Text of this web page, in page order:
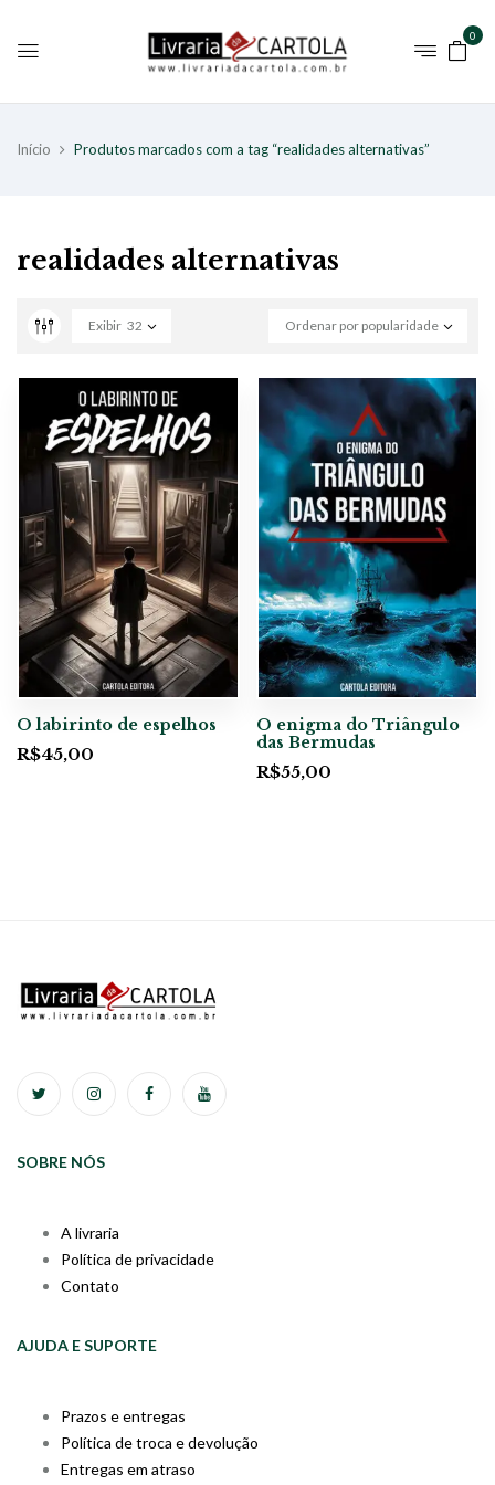
0
Início Produtos marcados com a tag “realidades alternativas”
realidades alternativas
Ordenar por popularidade
Exibir 32
O labirinto de espelhos
R$45,00
O enigma do Triângulo
das Bermudas
R$55,00
SOBRE NÓS
A livraria
Política de privacidade
Contato
AJUDA E SUPORTE
Prazos e entregas
Política de troca e devolução
Entregas em atraso